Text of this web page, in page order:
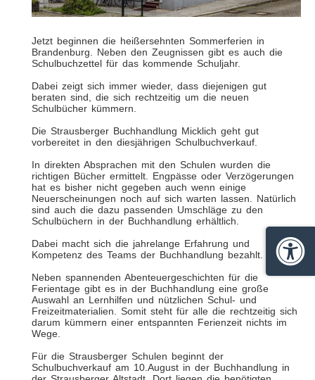
Jetzt beginnen die heißersehnten Sommerferien in
Brandenburg. Neben den Zeugnissen gibt es auch die
Schulbuchzettel für das kommende Schuljahr.
Dabei zeigt sich immer wieder, dass diejenigen gut
beraten sind, die sich rechtzeitig um die neuen
Schulbücher kümmern.
Die Strausberger Buchhandlung Micklich geht gut
vorbereitet in den diesjährigen Schulbuchverkauf.
In direkten Absprachen mit den Schulen wurden die
richtigen Bücher ermittelt. Engpässe oder Verzögerungen
hat es bisher nicht gegeben auch wenn einige
Neuerscheinungen noch auf sich warten lassen. Natürlich
sind auch die dazu passenden Umschläge zu den
Schulbüchern in der Buchhandlung erhältlich.
Dabei macht sich die jahrelange Erfahrung und
Kompetenz des Teams der Buchhandlung bezahlt.
Neben spannenden Abenteuergeschichten für die
Ferientage gibt es in der Buchhandlung eine große
Auswahl an Lernhilfen und nützlichen Schul- und
Freizeitmaterialien. Somit steht für alle die rechtzeitig sich
darum kümmern einer entspannten Ferienzeit nichts im
Wege.
Für die Strausberger Schulen beginnt der
Schulbuchverkauf am 10.August in der Buchhandlung in